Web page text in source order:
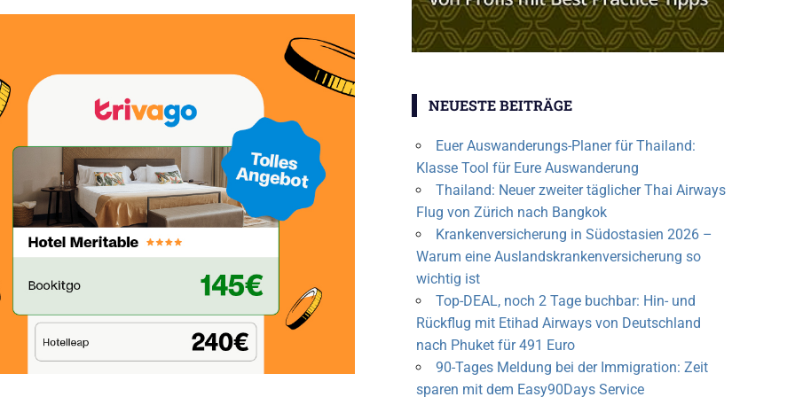
NEUESTE BEITRÄGE
Euer Auswanderungs-Planer für Thailand:
Klasse Tool für Eure Auswanderung
Thailand: Neuer zweiter täglicher Thai Airways
Flug von Zürich nach Bangkok
Krankenversicherung in Südostasien 2026 –
Warum eine Auslandskrankenversicherung so
wichtig ist
Top-DEAL, noch 2 Tage buchbar: Hin- und
Rückflug mit Etihad Airways von Deutschland
nach Phuket für 491 Euro
90-Tages Meldung bei der Immigration: Zeit
sparen mit dem Easy90Days Service